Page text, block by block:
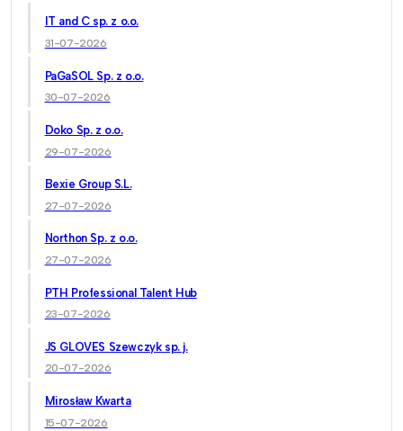
IT and C sp. z o.o.
31-07-2026
PaGaSOL Sp. z o.o.
30-07-2026
Doko Sp. z o.o.
29-07-2026
Bexie Group S.L.
27-07-2026
Northon Sp. z o.o.
27-07-2026
PTH Professional Talent Hub
23-07-2026
JS GLOVES Szewczyk sp. j.
20-07-2026
Mirosław Kwarta
15-07-2026